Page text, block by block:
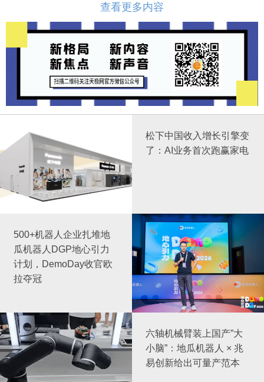
查看更多内容
松下中国收入增长引擎变
了：AI业务首次跑赢家电
500+机器人企业扎堆地
瓜机器人DGP地心引力
计划，DemoDay收官欧
拉夺冠
六轴机械臂装上国产”大
小脑”：地瓜机器人 × 兆
易创新给出可量产范本